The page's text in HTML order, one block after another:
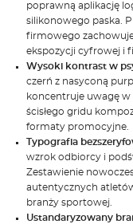
poprawną aplikację
silikonowego paska.
firmowego
ekspozycji cyfrowej i
Wysoki kontrast w
czerń z nasyconą
koncentruje uwagę
ścisłego gridu
formaty promocyjne.
Typografia
wzrok odbiorcy i
Zestawienie
autentycznych
branży sportowej.
Ustandaryzowany